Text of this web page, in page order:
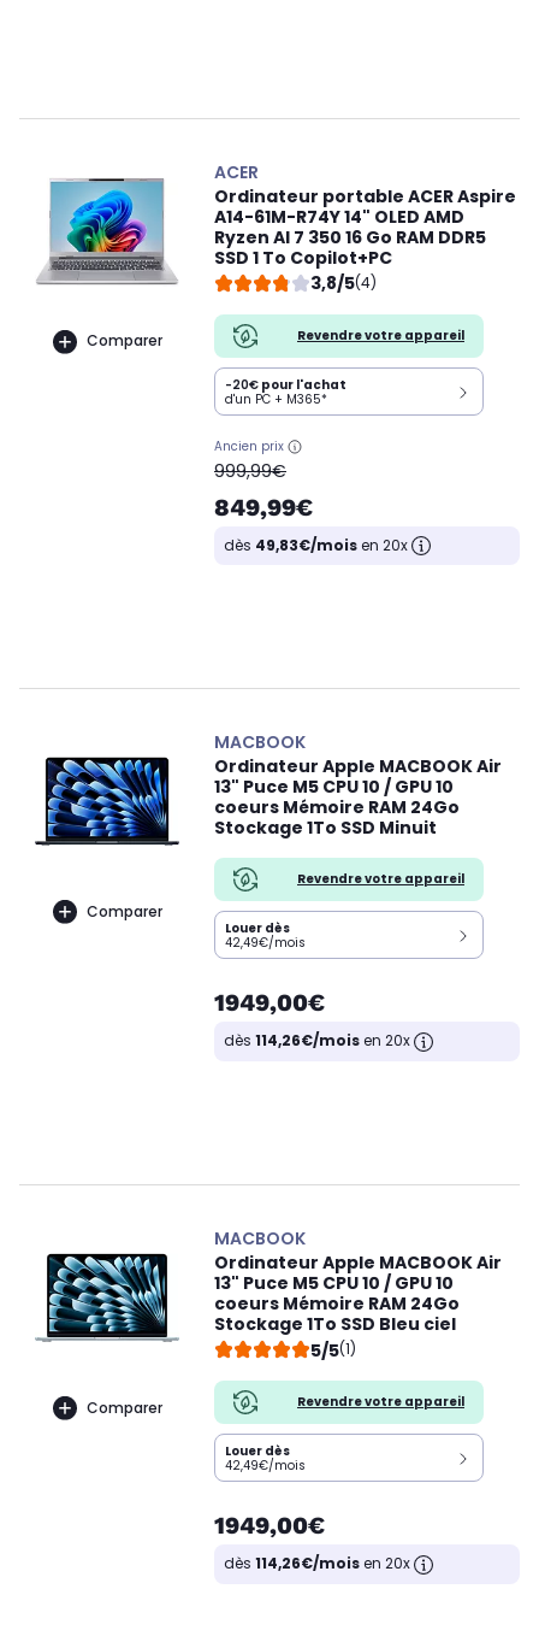
Comparer
ACER
Ordinateur portable ACER Aspire
A14-61M-R74Y 14" OLED AMD
Ryzen AI 7 350 16 Go RAM DDR5
SSD 1 To Copilot+PC
3,8/5(4)
Revendre votre appareil
-20€ pour l'achat
d'un PC + M365*
Ancien prix
oldPrice
999,99€
849,99€
dès 49,83€/moisen 20x
Comparer
MACBOOK
Ordinateur Apple MACBOOK Air
13" Puce M5 CPU 10 / GPU 10
coeurs Mémoire RAM 24Go
Stockage 1To SSD Minuit
Revendre votre appareil
Louer dès
42,49€/mois
1949,00€
dès 114,26€/moisen 20x
Comparer
MACBOOK
Ordinateur Apple MACBOOK Air
13" Puce M5 CPU 10 / GPU 10
coeurs Mémoire RAM 24Go
Stockage 1To SSD Bleu ciel
5/5(1)
Revendre votre appareil
Louer dès
42,49€/mois
1949,00€
dès 114,26€/moisen 20x